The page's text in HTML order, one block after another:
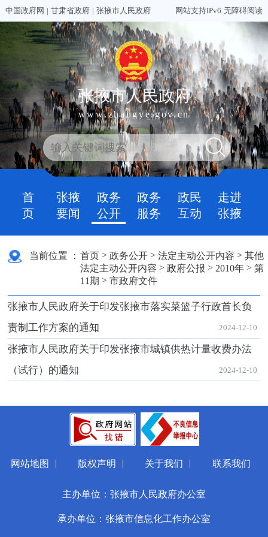
中国政府网 | 甘肃省政府 | 张掖市人民政府 网站支持IPv6 无障碍阅读
张掖市人民政府
www.zhangye.gov.cn
首
页
张掖
要闻
政务
公开
政务
服务
政民
互动
走进
张掖
当前位置 ： 首页 >政务公开 >法定主动公开内容 >其他
法定主动公开内容 >政府公报 > 2010年 >第
11期 >市政府文件
张掖市人民政府关于印发张掖市落实菜篮子行政首长负
责制工作方案的通知
2024-12-10
张掖市人民政府关于印发张掖市城镇供热计量收费办法
（试行）的通知
2024-12-10
网站地图 | 版权声明 | 关于我们 | 联系我们
主办单位：张掖市人民政府办公室
承办单位：张掖市信息化工作办公室